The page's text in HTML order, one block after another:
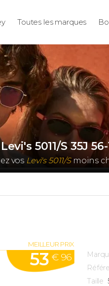
Toutes les marques
5011/S 35J 56-
vos Levi's 5011/Smoins
MEILLEUR PRIX
53 € 96
Taille